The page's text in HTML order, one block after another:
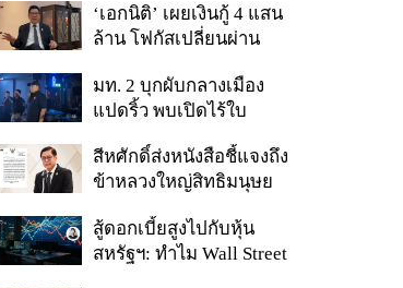
เร่งปรับโฉมสาขาใหม่ดัน
พื้นที่เช่าโต
‘เอกนิติ’ เผยเงินกู้ 4 แสน
ล้าน โฟกัสเปลี่ยนผ่าน
พลัส’ เฟส 2 รอประเมิน
ความเหมาะสม
มท. 2 บุกผับกลางเมือง
แปดริ้ว พบเปิดไร้ใบ
ใช้บริการ ฉี่ม่วง 32 ราย
จ่อปิด 5 ปี
สีหศักดิ์ส่งหนังสือชี้แจงถึง
ข้าหลวงใหญ่สิทธิมนุษย
‘คลาดเคลื่อน-ไม่เป็น
ธรรม’
สู้ดอกเบี้ยสูงไปกับหุ้น
สหรัฐฯ: ทำไม Wall Street